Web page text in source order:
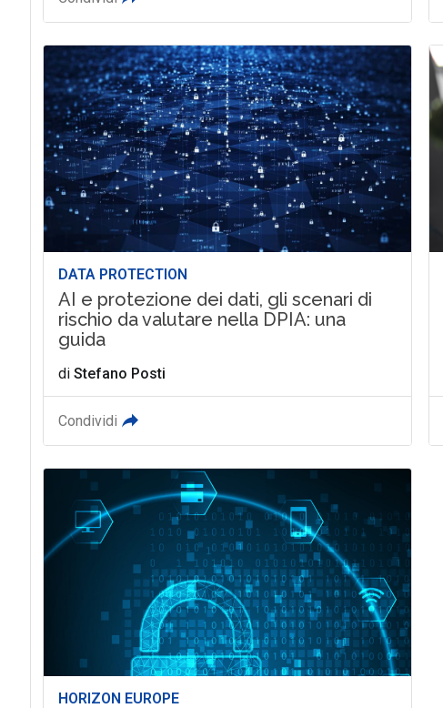
DATA PROTECTION
AI e protezione dei dati, gli scenari di
rischio da valutare nella DPIA: una
guida
di Stefano Posti
Condividi
HORIZON EUROPE